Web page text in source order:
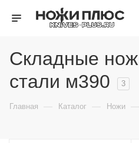
Складные
стали м390
3
Главная — Каталог — Ножи —